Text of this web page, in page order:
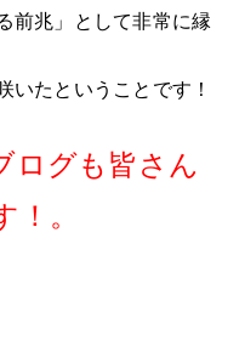
前兆」として非常に縁
いたということです！
ログも皆さん
。